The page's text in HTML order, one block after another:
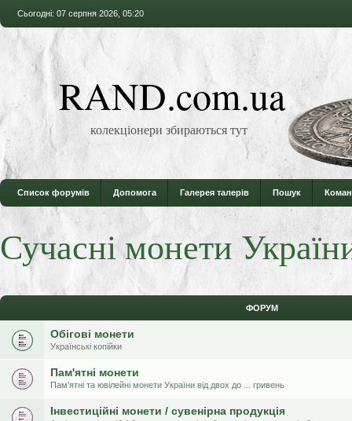
Сьогодні: 07 серпня 2026, 05:20
RAND.com.ua
колекціонери збираються тут
Список форумів Допомога Галерея талерів Пошук
Сучасні монети
ФОРУМ
Обігові монети
Українські копійки
Пам'ятні монети
Пам'ятні та ювілейні монети України від двох до ... гривень
Інвестиційні монети / сувенірна продукція